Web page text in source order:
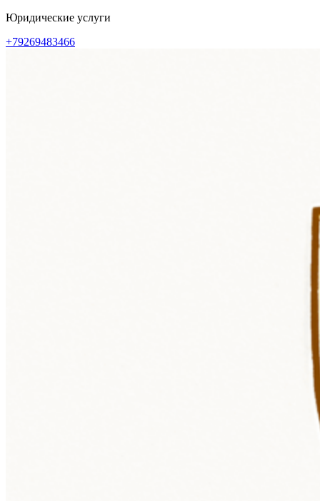
Перейти
содержимому
Юридические услуги
+79269483466